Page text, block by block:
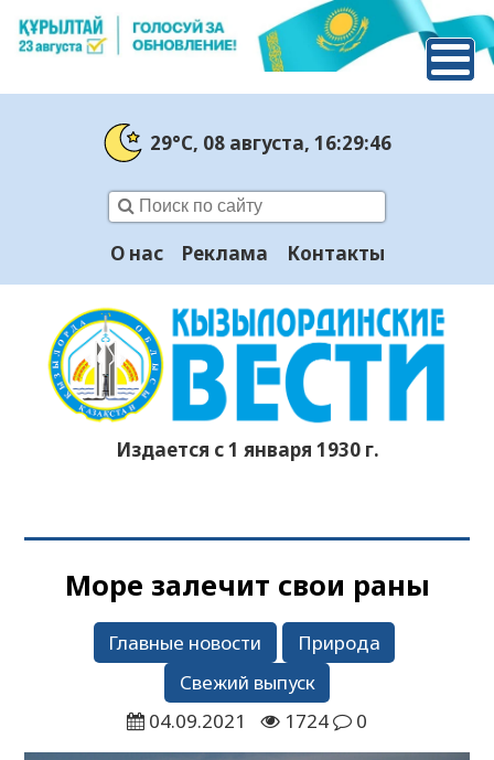
29°C, 08 августа, 16:29:48
О нас Реклама Контакты
Издается с 1 января 1930 г.
Море залечит свои раны
Главные новости
Природа
Свежий выпуск
04.09.2021
1724 0